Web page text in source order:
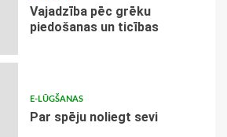
Vajadzība pēc grēku
piedošanas un ticības
E-LŪGŠANAS
Par spēju noliegt sevi